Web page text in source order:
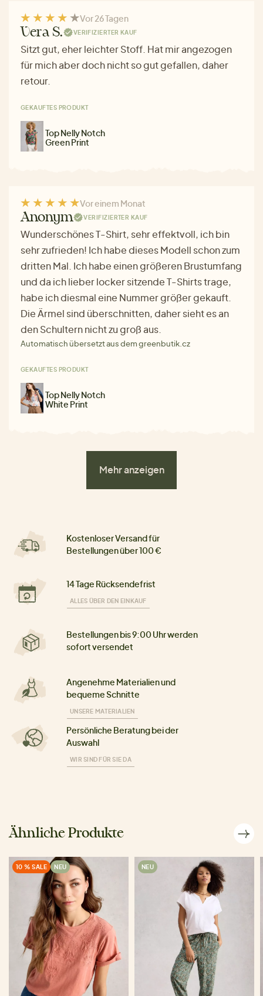
Vor 26 Tagen
Vera S. VERIFIZIERTER KAUF
Sitzt gut, eher leichter Stoff. Hat mir angezogen
für mich aber doch nicht so gut gefallen, daher
retour.
GEKAUFTES PRODUKT
Top Nelly Notch
Green Print
Vor einem Monat
Anonym VERIFIZIERTER KAUF
Wunderschönes T-Shirt, sehr effektvoll, ich bin
sehr zufrieden! Ich habe dieses Modell schon zum
dritten Mal. Ich habe einen größeren Brustumfang
und da ich lieber locker sitzende T-Shirts trage,
habe ich diesmal eine Nummer größer gekauft.
Die Ärmel sind überschnitten, daher sieht es an
den Schultern nicht zu groß aus.
Automatisch übersetzt aus dem greenbutik.cz
GEKAUFTES PRODUKT
Top Nelly Notch
White Print
Mehr anzeigen
Kostenloser Versand für
Bestellungen über 100 €
14 Tage Rücksendefrist
ALLES ÜBER DEN EINKAUF
Bestellungen bis 9:00 Uhr werden
sofort versendet
Angenehme Materialien und
bequeme Schnitte
UNSERE MATERIALIEN
Persönliche Beratung bei der
Auswahl
WIR SIND FÜR SIE DA
Ähnliche Produkte
10 % SALE NEU NEU